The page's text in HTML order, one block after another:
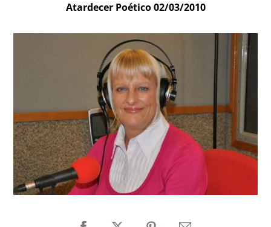
Atardecer Poético 02/03/2010